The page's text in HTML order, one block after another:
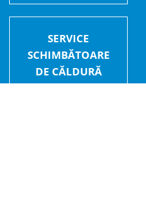
SERVICE
SCHIMBĂTOARE
DE CĂLDURĂ